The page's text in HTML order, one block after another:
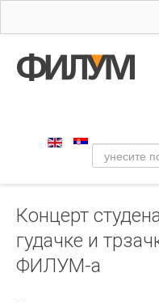
Упис
Уметност
Музичка уметност
Примењена и ликовна
Галерија
Концерт
гудачке и
ФИЛУМ-а